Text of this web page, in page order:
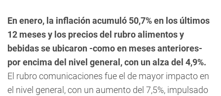
En enero, la inflación acumuló 50,7% en los últimos
12 meses y los precios del rubro alimentos y
bebidas se ubicaron -como en meses anteriores-
por encima del nivel general, con un alza del 4,9%.
El rubro comunicaciones fue el de mayor impacto en
el nivel general, con un aumento del 7,5%, impulsado